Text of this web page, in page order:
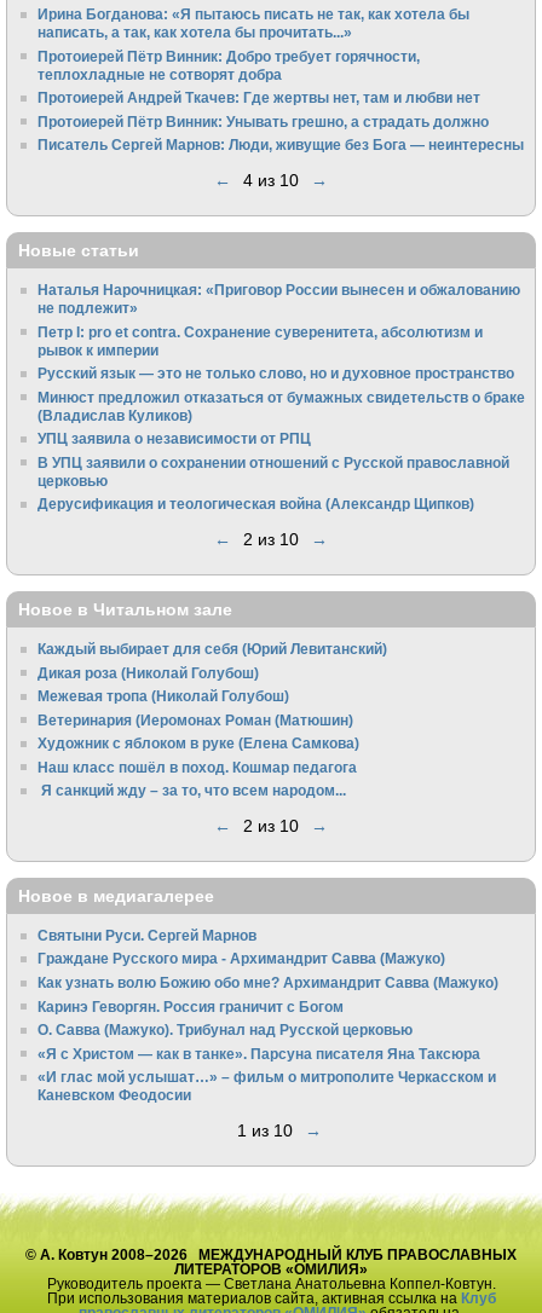
Ирина Богданова: «Я пытаюсь писать не так, как хотела бы
написать, а так, как хотела бы прочитать...»
Протоиерей Пётр Винник: Добро требует горячности,
теплохладные не сотворят добра
Протоиерей Андрей Ткачев: Где жертвы нет, там и любви нет
Протоиерей Пётр Винник: Унывать грешно, а страдать должно
Писатель Сергей Марнов: Люди, живущие без Бога — неинтересны
← 4 из 10 →
Новые статьи
Наталья Нарочницкая: «Приговор России вынесен и обжалованию
не подлежит»
Петр I: pro et contra. Сохранение суверенитета, абсолютизм и
рывок к империи
Русский язык — это не только слово, но и духовное пространство
Минюст предложил отказаться от бумажных свидетельств о браке
(Владислав Куликов)
УПЦ заявила о независимости от РПЦ
В УПЦ заявили о сохранении отношений с Русской православной
церковью
Дерусификация и теологическая война (Александр Щипков)
← 2 из 10 →
Новое в Читальном зале
Каждый выбирает для себя (Юрий Левитанский)
Дикая роза (Николай Голубош)
Межевая тропа (Николай Голубош)
Ветеринария (Иеромонах Роман (Матюшин)
Художник с яблоком в руке (Елена Самкова)
Наш класс пошёл в поход. Кошмар педагога
Я санкций жду – за то, что всем народом...
← 2 из 10 →
Новое в медиагалерее
Святыни Руси. Сергей Марнов
Граждане Русского мира - Архимандрит Савва (Мажуко)
Как узнать волю Божию обо мне? Архимандрит Савва (Мажуко)
Каринэ Геворгян. Россия граничит с Богом
О. Савва (Мажуко). Трибунал над Русской церковью
«Я с Христом — как в танке». Парсуна писателя Яна Таксюра
«И глас мой услышат…» – фильм о митрополите Черкасском и
Каневском Феодосии
1 из 10 →
© А. Ковтун 2008–2026 МЕЖДУНАРОДНЫЙ КЛУБ ПРАВОСЛАВНЫХ
ЛИТЕРАТОРОВ «ОМИЛИЯ»
Руководитель проекта — Светлана Анатольевна Коппел-Ковтун.
При использования материалов сайта, активная ссылка на Клуб